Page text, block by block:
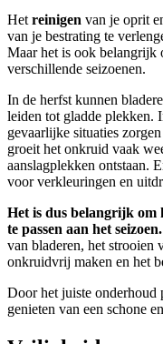
Het reinigen van je oprit
van je bestrating te
Maar het is ook belangrijk
verschillende seizoenen.
In de herfst kunnen
leiden tot gladde plekken.
gevaarlijke situaties
groeit het onkruid vaak
aanslagplekken ontstaan.
voor verkleuringen en
Het is dus belangrijk om
te passen aan het seizoen.
van bladeren, het strooien
onkruidvrij maken en het
Door het juiste onderhoud
genieten van een schone